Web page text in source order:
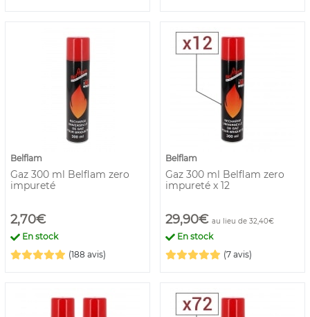
Belflam
Gaz 300 ml Belflam zero
impureté
2,70€
En stock
(188 avis)
Belflam
Gaz 300 ml Belflam zero
impureté x 12
29,90€ au lieu de 32,40€
En stock
(7 avis)